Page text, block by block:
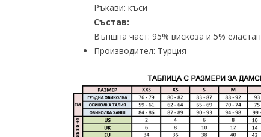
Ръкави: къси
Състав:
Външна част: 95% вискоза и 5% еластан
Производител: Турция